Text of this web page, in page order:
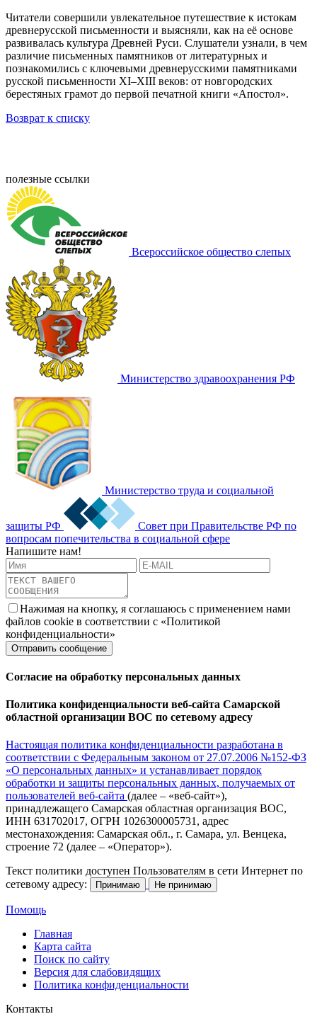
Читатели совершили увлекательное путешествие к истокам
древнерусской письменности и выясняли, как на её основе
развивалась культура Древней Руси. Слушатели узнали, в чем
различие письменных памятников от литературных и
познакомились с ключевыми древнерусскими памятниками
русской письменности XI–XIII веков: от новгородских
берестяных грамот до первой печатной книги «Апостол».
Возврат к списку
полезные ссылки
Всероссийское общество слепых
Министерство здравоохранения РФ
Министерство труда и социальной
защиты РФ
Совет при Правительстве РФ по
вопросам попечительства в социальной сфере
Напишите нам!
Нажимая на кнопку, я соглашаюсь с применением нами
файлов cookie в соответствии с «Политикой
конфиденциальности»
Согласие на обработку персональных данных
Политика конфиденциальности веб-сайта Самарской
областной организации ВОС по сетевому адресу
Настоящая политика конфиденциальности разработана в
соответствии с Федеральным законом от 27.07.2006 №152-ФЗ
«О персональных данных» и устанавливает порядок
обработки и защиты персональных данных, получаемых от
пользователей веб-сайта (далее – «веб-сайт»),
принадлежащего Самарская областная организация ВОС,
ИНН 631702017, ОГРН 1026300005731, адрес
местонахождения: Самарская обл., г. Самара, ул. Венцека,
строение 72 (далее – «Оператор»).
Текст политики доступен Пользователям в сети Интернет по
сетевому адресу:
Принимаю Не принимаю
Помощь
Главная
Карта сайта
Поиск по сайту
Версия для слабовидящих
Политика конфиденциальности
Контакты